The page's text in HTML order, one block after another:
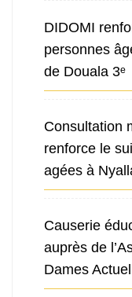
DIDOMI
personnes
de Douala 3ᵉ
Consultation
renforce le
agées à
Causerie
auprès de
Dames